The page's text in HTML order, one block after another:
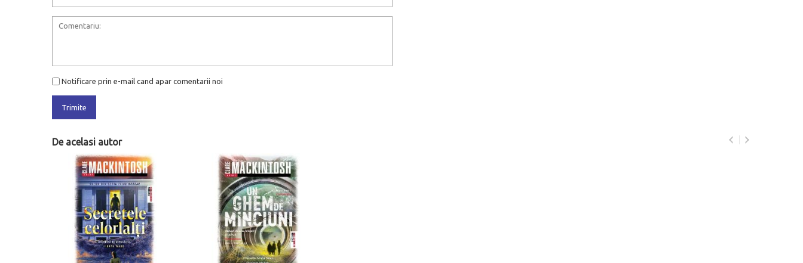
Notificare prin e-mail cand apar comentarii noi
Trimite
De acelasi autor